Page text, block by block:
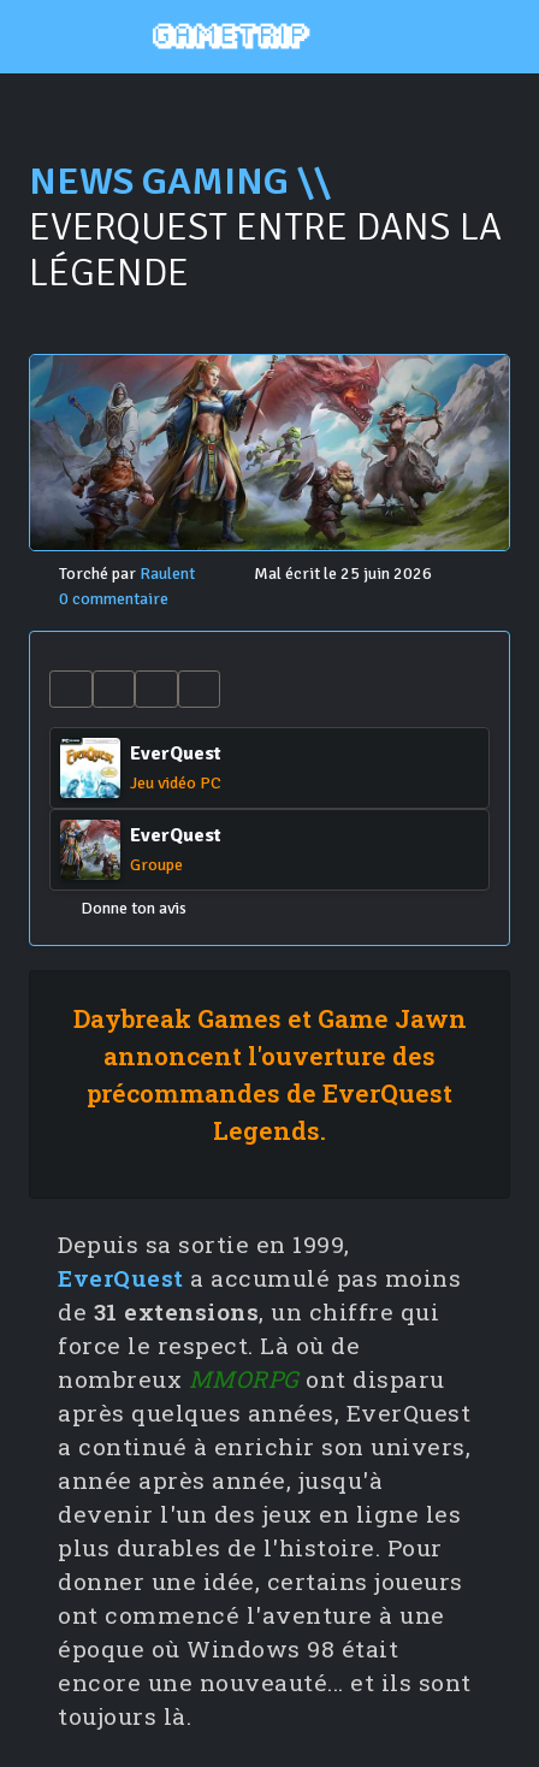
NEWS GAMING \\
EVERQUEST ENTRE DANS LA
LÉGENDE
Torché par Raulent
Mal écrit le 25 juin 2026
0 commentaire
EverQuest
Jeu vidéo PC
EverQuest
Groupe
Donne ton avis
Daybreak Games et Game Jawn
annoncent l'ouverture des
précommandes de EverQuest
Legends.
Depuis sa sortie en 1999,
EverQuest a accumulé pas moins
de 31 extensions, un chiffre qui
force le respect. Là où de
nombreux MMORPG ont disparu
après quelques années, EverQuest
a continué à enrichir son univers,
année après année, jusqu'à
devenir l'un des jeux en ligne les
plus durables de l'histoire. Pour
donner une idée, certains joueurs
ont commencé l'aventure à une
époque où Windows 98 était
encore une nouveauté... et ils sont
toujours là.